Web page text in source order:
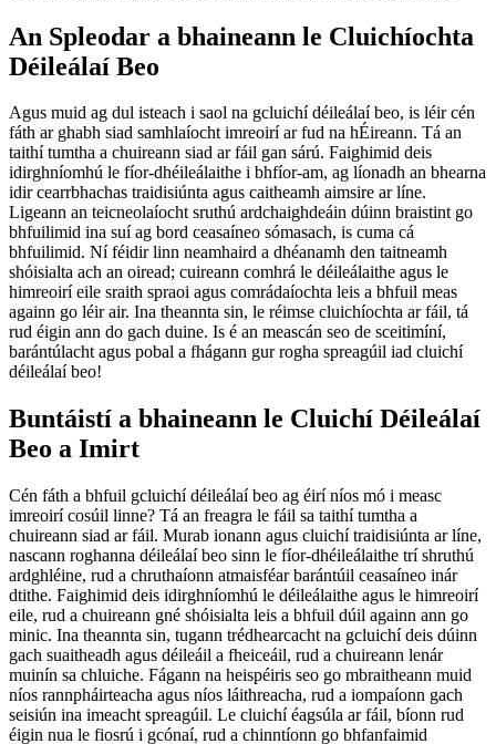
An Spleodar a bhaineann le Cluichíochta
Déileálaí Beo
Agus muid ag dul isteach i saol na gcluichí déileálaí beo, is léir cén
fáth ar ghabh siad samhlaíocht imreoirí ar fud na hÉireann. Tá an
taithí tumtha a chuireann siad ar fáil gan sárú. Faighimid deis
idirghníomhú le fíor-dhéileálaithe i bhfíor-am, ag líonadh an bhearna
idir cearrbhachas traidisiúnta agus caitheamh aimsire ar líne.
Ligeann an teicneolaíocht sruthú ardchaighdeáin dúinn braistint go
bhfuilimid ina suí ag bord ceasaíneo sómasach, is cuma cá
bhfuilimid. Ní féidir linn neamhaird a dhéanamh den taitneamh
shóisialta ach an oiread; cuireann comhrá le déileálaithe agus le
himreoirí eile sraith spraoi agus comrádaíochta leis a bhfuil meas
againn go léir air. Ina theannta sin, le réimse cluichíochta ar fáil, tá
rud éigin ann do gach duine. Is é an meascán seo de sceitimíní,
barántúlacht agus pobal a fhágann gur rogha spreagúil iad cluichí
déileálaí beo!
Buntáistí a bhaineann le Cluichí Déileálaí
Beo a Imirt
Cén fáth a bhfuil gcluichí déileálaí beo ag éirí níos mó i measc
imreoirí cosúil linne? Tá an freagra le fáil sa taithí tumtha a
chuireann siad ar fáil. Murab ionann agus cluichí traidisiúnta ar líne,
nascann roghanna déileálaí beo sinn le fíor-dhéileálaithe trí shruthú
ardghléine, rud a chruthaíonn atmaisféar barántúil ceasaíneo inár
dtithe. Faighimid deis idirghníomhú le déileálaithe agus le himreoirí
eile, rud a chuireann gné shóisialta leis a bhfuil dúil againn ann go
minic. Ina theannta sin, tugann trédhearcacht na gcluichí deis dúinn
gach suaitheadh agus déileáil a fheiceáil, rud a chuireann lenár
muinín sa chluiche. Fágann na heispéiris seo go mbraitheann muid
níos rannpháirteacha agus níos láithreacha, rud a iompaíonn gach
seisiún ina imeacht spreagúil. Le cluichí éagsúla ar fáil, bíonn rud
éigin nua le fiosrú i gcónaí, rud a chinntíonn go bhfanfaimid